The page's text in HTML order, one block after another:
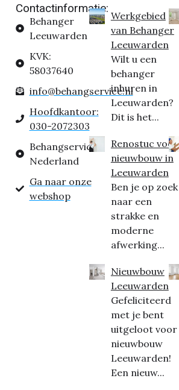
Contactinformatie:
Behanger
Leeuwarden
KVK:
58037640
info@behangservice.nl
Hoofdkantoor:
030-2072303
Behangservice
Nederland
Ga naar onze
webshop
Werkgebied
van Behanger
Leeuwarden
Wilt u een
behanger
inhuren in
Leeuwarden?
Dit is het...
Renostuc voor
nieuwbouw in
Leeuwarden
Ben je op zoek
naar een
strakke en
moderne
afwerking...
Nieuwbouw
Leeuwarden
Gefeliciteerd
met je bent
uitgeloot voor
nieuwbouw
Leeuwarden!
Een nieuw...